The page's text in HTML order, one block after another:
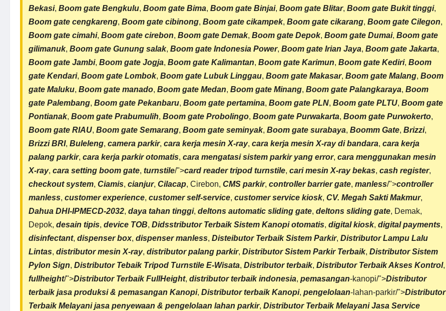
Bekasi, Boom gate Bengkulu, Boom gate Bima, Boom gate Binjai, Boom gate Blitar, Boom gate Bukit tinggi,
Boom gate cengkareng, Boom gate cibinong, Boom gate cikampek, Boom gate cikarang, Boom gate Cilegon,
Boom gate cimahi, Boom gate cirebon, Boom gate Demak, Boom gate Depok, Boom gate Dumai, Boom gate
gilimanuk, Boom gate Gunung salak, Boom gate Indonesia Power, Boom gate Irian Jaya, Boom gate Jakarta,
Boom gate Jambi, Boom gate Jogja, Boom gate Kalimantan, Boom gate Karimun, Boom gate Kediri, Boom
gate Kendari, Boom gate Lombok, Boom gate Lubuk Linggau, Boom gate Makasar, Boom gate Malang, Boom
gate Maluku, Boom gate manado, Boom gate Medan, Boom gate Minang, Boom gate Palangkaraya, Boom
gate Palembang, Boom gate Pekanbaru, Boom gate pertamina, Boom gate PLN, Boom gate PLTU, Boom gate
Pontianak, Boom gate Prabumulih, Boom gate Probolingo, Boom gate Purwakarta, Boom gate Purwokerto,
Boom gate RIAU, Boom gate Semarang, Boom gate seminyak, Boom gate surabaya, Boomm Gate, Brizzi,
Brizzi BRI, Buleleng, camera parkir, cara kerja mesin X-ray, cara kerja mesin X-ray di bandara, cara kerja
palang parkir, cara kerja parkir otomatis, cara mengatasi sistem parkir yang error, cara menggunakan mesin
X-ray, cara setting boom gate, turnstile/">card readertripod turnstile, cari mesin X-ray bekas, cash register,
checkout system, Ciamis, cianjur, Cilacap, Cirebon, CMS parkir, controller barrier gate, manless/">controller
manless, customer experience, customer self-service, customer service kiosk, CV. Megah Sakti Makmur,
Dahua DHI-IPMECD-2032, daya tahan tinggi, deltons automatic sliding gate, deltons sliding gate, Demak,
Depok, desain tipis, device TOB, Didsstributor TerbaikSistem Kanopi otomatis, digital kiosk, digital payments,
disinfectant, dispenser box, dispenser manless, Disteibutor Terbaik Sistem Parkir, Distributor Lampu Lalu
Lintas, distributor mesin X-ray, distributor palang parkir, DistributorSistem Parkir Terbaik, DistributorSistem
Pylon Sign, Distributor Tebaik Tripod Turnstile E-Wisata, Distributor terbaik, Distributor Terbaik Akses Kontrol,
fullheight/">Distributor Terbaik FullHeight, distributor terbaik indonesia, pemasangan-kanopi/">Distributor
terbaikjasa produksi & pemasangan Kanopi, Distributor terbaik Kanopi, pengelolaan-lahan-parkir/">Distributor
Terbaik Melayani jasa penyewaan & pengelolaan lahan parkir, Distributor Terbaik Melayani Jasa Service